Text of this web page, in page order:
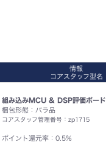
情報
コアスタッフ型名
組み込みMCU & DSP評価ボード
梱包形態：バラ品
コアスタッフ管理番号：zp1715
ポイント還元率：0.5%